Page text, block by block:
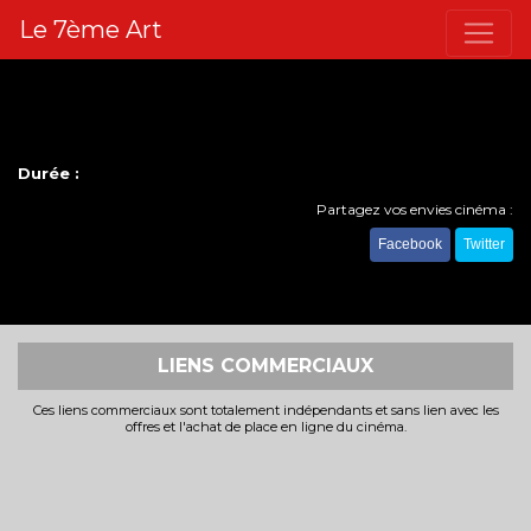
Le 7ème Art
Durée :
Partagez vos envies cinéma :
Facebook Twitter
LIENS COMMERCIAUX
Ces liens commerciaux sont totalement indépendants et sans lien avec les
offres et l'achat de place en ligne du cinéma.